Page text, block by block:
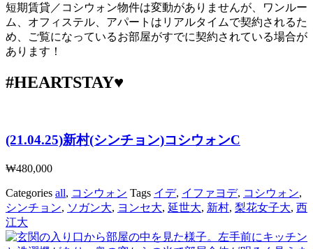
短期賃貸／コシウォン物件は変動がありませんが、ワンルー
ム、オフィステル、アパートはリアルタイムで契約されるた
め、ご覧になっているお部屋がすでに契約されている場合が
あります！
#HEARTSTAY♥
(21.04.25)新村(シンチョン)コシウォンC
₩480,000
Categories all, コシウォン Tags イデ, イファヨデ, コシウォン,
シンチョン, ソガン大, ヨンセ大, 延世大, 新村, 梨花女子大, 西
江大